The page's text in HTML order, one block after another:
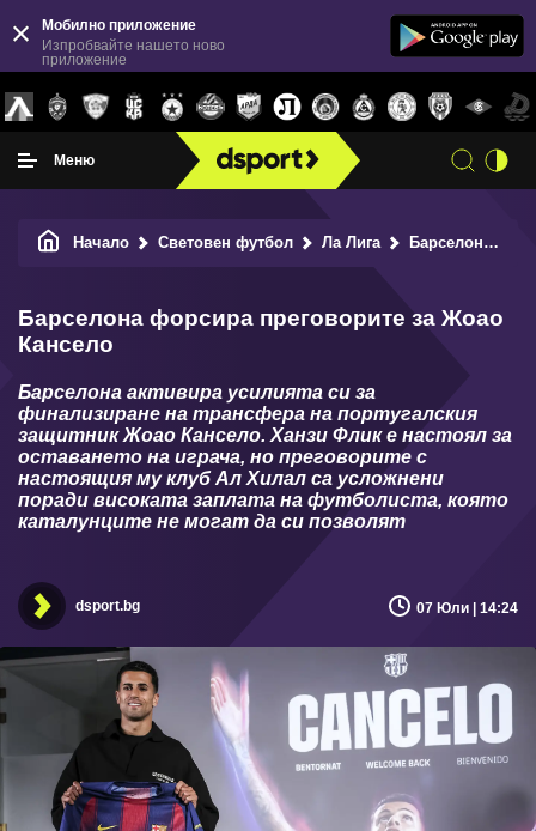
Мобилно приложение
Изпробвайте нашето ново
приложение
Меню
Начало Световен футбол Ла Лига Барселона
Барселона форсира преговорите за Жоао
Кансело
Барселона активира усилията си за
финализиране на трансфера на португалския
защитник Жоао Кансело. Ханзи Флик е настоял за
оставането на играча, но преговорите с
настоящия му клуб Ал Хилал са усложнени
поради високата заплата на футболиста, която
каталунците не могат да си позволят
dsport.bg 07 Юли | 14:24